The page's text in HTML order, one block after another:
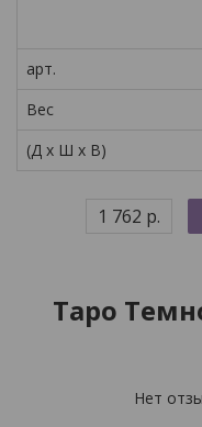
арт.
Вес
(Д x Ш x В)
1 762 р.
Таро
Нет